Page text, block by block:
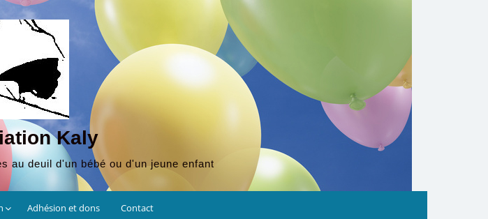
Kaly
au deuil d'un bébé ou d'un jeune enfant
Adhésion et dons Contact